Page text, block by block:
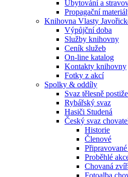
Ubytování a
Propagační
Knihovna Vlasty
Výpůjční doba
Služby knihovny
Ceník služeb
On-line katalog
Kontakty knihovny
Fotky z akcí
Spolky & oddíly
Svaz tělesně
Rybářský svaz
Hasiči Studená
Český svaz
Historie
Členové
Proběhlé
Chovaná
Fotoalba